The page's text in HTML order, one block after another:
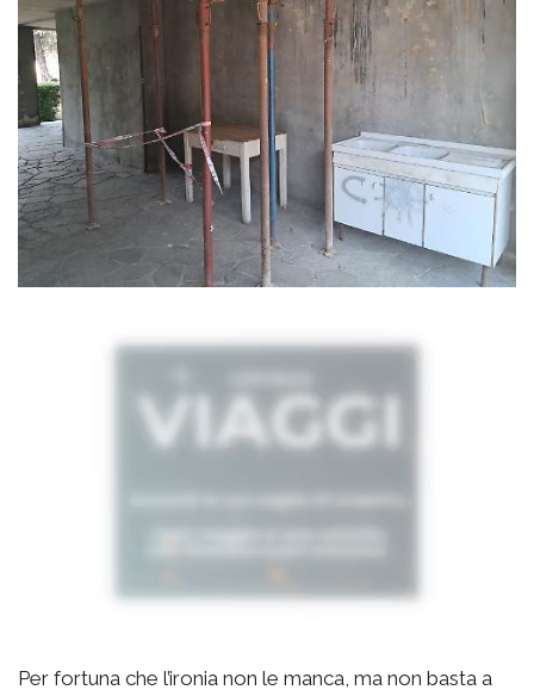
Per fortuna che l’ironia non le manca, ma non basta a